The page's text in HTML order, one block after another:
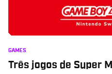
GAMES
Três jogos de Super